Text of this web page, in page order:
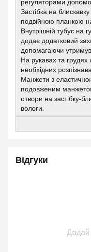
регуляторами
Застібка на
подвійною планкою
Внутрішній тубус на
додає додатковий
допомагаючи
На рукавах та грудях
необхідних
Манжети з
подовженим
отвори на застібку-
вологи.
Відгуки